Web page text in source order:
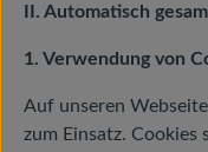
II. Automatisch
1. Verwendung von
Auf unseren
zum Einsatz. Cookies